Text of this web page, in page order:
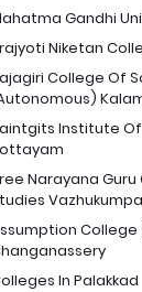
Gandhi
Niketan
College Of
Institute
Narayana
In Palakkad